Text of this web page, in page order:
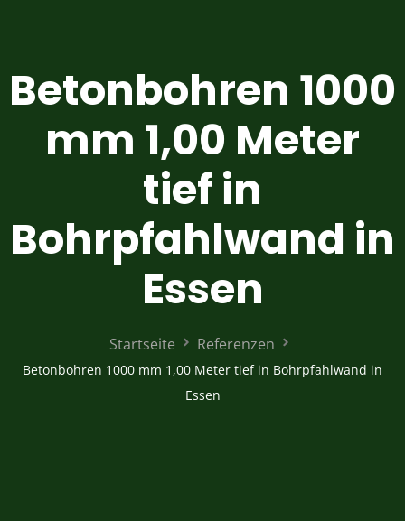
Betonbohren 1000
mm 1,00 Meter
tief in
Bohrpfahlwand in
Essen
Startseite Referenzen
Betonbohren 1000 mm 1,00 Meter tief in Bohrpfahlwand in
Essen